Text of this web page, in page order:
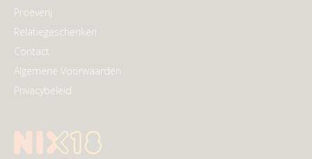
Proeverij
Relatiegeschenken
Contact
Algemene Voorwaarden
Privacybeleid